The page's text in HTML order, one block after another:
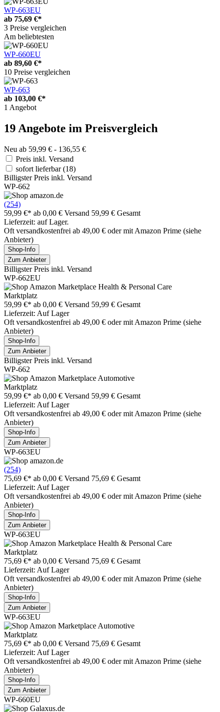
WP-663EU
ab 75,69 €*
3 Preise vergleichen
Am beliebtesten
WP-660EU
ab 89,60 €*
10 Preise vergleichen
WP-663
ab 103,00 €*
1 Angebot
19 Angebote im Preisvergleich
Neu ab 59,99 € - 136,55 €
Preis inkl. Versand
sofort lieferbar(18)
Billigster Preis inkl. Versand
WP-662
(254)
59,99 €* ab 0,00 € Versand 59,99 € Gesamt
Lieferzeit: auf Lager.
Oft versandkostenfrei ab 49,00 € oder mit Amazon Prime (siehe
Anbieter)
Shop-Info
Zum Anbieter
Billigster Preis inkl. Versand
WP-662EU
Marktplatz
59,99 €* ab 0,00 € Versand 59,99 € Gesamt
Lieferzeit: Auf Lager
Oft versandkostenfrei ab 49,00 € oder mit Amazon Prime (siehe
Anbieter)
Shop-Info
Zum Anbieter
Billigster Preis inkl. Versand
WP-662
Marktplatz
59,99 €* ab 0,00 € Versand 59,99 € Gesamt
Lieferzeit: Auf Lager
Oft versandkostenfrei ab 49,00 € oder mit Amazon Prime (siehe
Anbieter)
Shop-Info
Zum Anbieter
WP-663EU
(254)
75,69 €* ab 0,00 € Versand 75,69 € Gesamt
Lieferzeit: Auf Lager
Oft versandkostenfrei ab 49,00 € oder mit Amazon Prime (siehe
Anbieter)
Shop-Info
Zum Anbieter
WP-663EU
Marktplatz
75,69 €* ab 0,00 € Versand 75,69 € Gesamt
Lieferzeit: Auf Lager
Oft versandkostenfrei ab 49,00 € oder mit Amazon Prime (siehe
Anbieter)
Shop-Info
Zum Anbieter
WP-663EU
Marktplatz
75,69 €* ab 0,00 € Versand 75,69 € Gesamt
Lieferzeit: Auf Lager
Oft versandkostenfrei ab 49,00 € oder mit Amazon Prime (siehe
Anbieter)
Shop-Info
Zum Anbieter
WP-660EU